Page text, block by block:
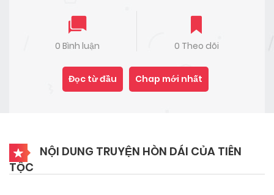
0 Bình luận 0 Theo dõi
Đọc từ đầu Chap mới nhất
NỘI DUNG TRUYỆN HÒN DÁI CỦA TIÊN
TỘC